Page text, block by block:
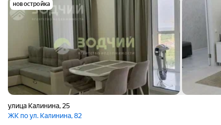
новостройка
улица Калинина, 25
ЖК по ул. Калинина, 82